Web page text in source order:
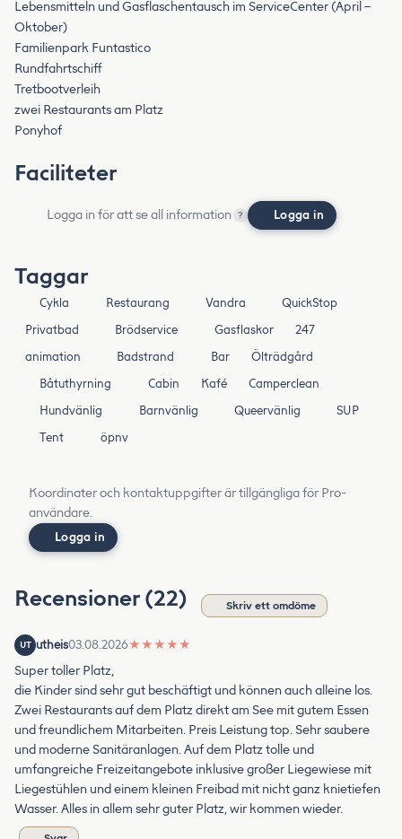
Lebensmitteln und Gasflaschentausch im ServiceCenter (April –
Oktober)
Familienpark Funtastico
Rundfahrtschiff
Tretbootverleih
zwei Restaurants am Platz
Ponyhof
Faciliteter
Logga in för att se all information ? Logga in
Taggar
Cykla Restaurang Vandra
QuickStop
Privatbad
Brödservice Gasflaskor
247
animation
Badstrand Bar
Ölträdgård
Båtuthyrning
Cabin Kafé
Camperclean
Hundvänlig
Barnvänlig Queervänlig
SUP
Tent
öpnv
Koordinater och kontaktuppgifter är tillgängliga för Pro-
användare.
Logga in
Recensioner (22) Skriv ett omdöme
UT utheis03.08.2026★ ★ ★ ★ ★
Super toller Platz,
die Kinder sind sehr gut beschäftigt und können auch alleine los.
Zwei Restaurants auf dem Platz direkt am See mit gutem Essen
und freundlichem Mitarbeiten. Preis Leistung top. Sehr saubere
und moderne Sanitäranlagen. Auf dem Platz tolle und
umfangreiche Freizeitangebote inklusive großer Liegewiese mit
Liegestühlen und einem kleinen Freibad mit nicht ganz knietiefen
Wasser. Alles in allem sehr guter Platz, wir kommen wieder.